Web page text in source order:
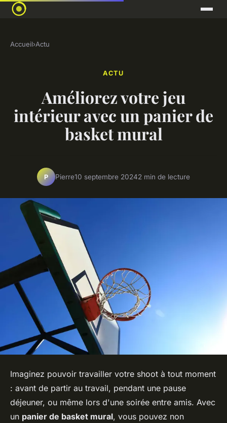
Accueil›Actu
ACTU
Améliorez votre jeu
intérieur avec un panier de
basket mural
P Pierre10 septembre 20242 min de lecture
Imaginez pouvoir travailler votre shoot à tout moment
: avant de partir au travail, pendant une pause
déjeuner, ou même lors d'une soirée entre amis. Avec
un panier de basket mural, vous pouvez non